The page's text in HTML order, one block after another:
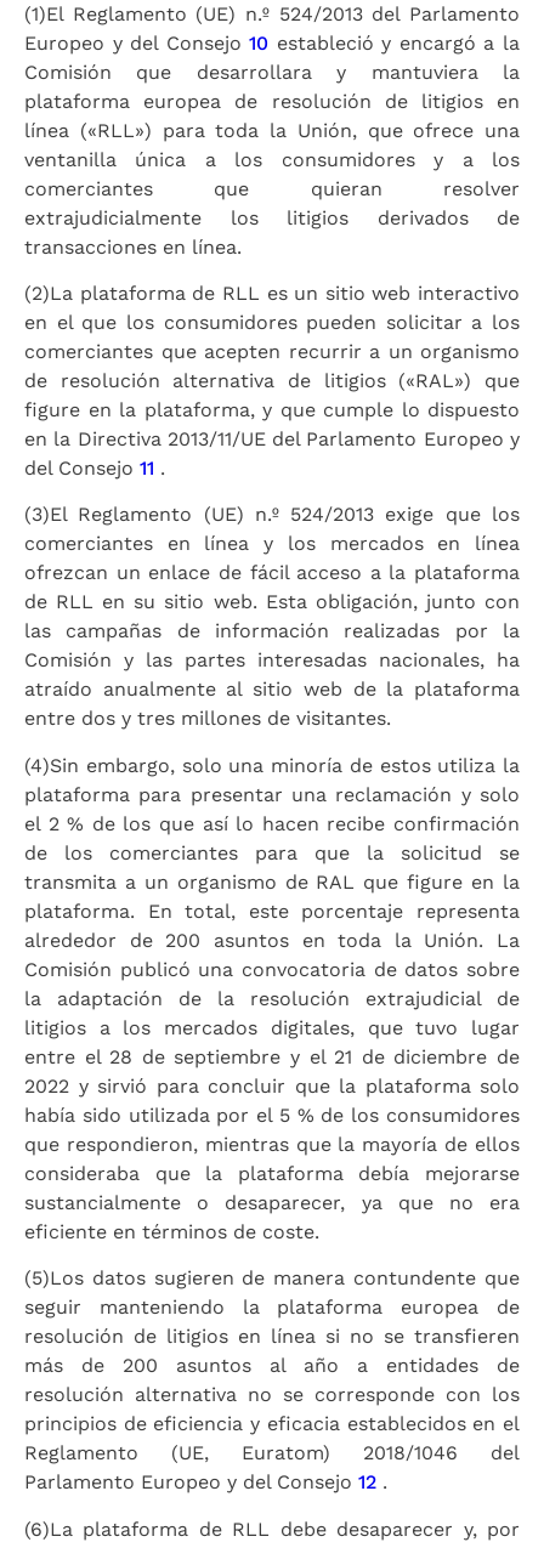
(1)El Reglamento (UE) n.º 524/2013 del Parlamento
Europeo y del Consejo 10 estableció y encargó a la
Comisión que desarrollara y mantuviera la
plataforma europea de resolución de litigios en
línea («RLL») para toda la Unión, que ofrece una
ventanilla única a los consumidores y a los
comerciantes que quieran resolver
extrajudicialmente los litigios derivados de
transacciones en línea.
(2)La plataforma de RLL es un sitio web interactivo
en el que los consumidores pueden solicitar a los
comerciantes que acepten recurrir a un organismo
de resolución alternativa de litigios («RAL») que
figure en la plataforma, y que cumple lo dispuesto
en la Directiva 2013/11/UE del Parlamento Europeo y
del Consejo 11 .
(3)El Reglamento (UE) n.º 524/2013 exige que los
comerciantes en línea y los mercados en línea
ofrezcan un enlace de fácil acceso a la plataforma
de RLL en su sitio web. Esta obligación, junto con
las campañas de información realizadas por la
Comisión y las partes interesadas nacionales, ha
atraído anualmente al sitio web de la plataforma
entre dos y tres millones de visitantes.
(4)Sin embargo, solo una minoría de estos utiliza la
plataforma para presentar una reclamación y solo
el 2 % de los que así lo hacen recibe confirmación
de los comerciantes para que la solicitud se
transmita a un organismo de RAL que figure en la
plataforma. En total, este porcentaje representa
alrededor de 200 asuntos en toda la Unión. La
Comisión publicó una convocatoria de datos sobre
la adaptación de la resolución extrajudicial de
litigios a los mercados digitales, que tuvo lugar
entre el 28 de septiembre y el 21 de diciembre de
2022 y sirvió para concluir que la plataforma solo
había sido utilizada por el 5 % de los consumidores
que respondieron, mientras que la mayoría de ellos
consideraba que la plataforma debía mejorarse
sustancialmente o desaparecer, ya que no era
eficiente en términos de coste.
(5)Los datos sugieren de manera contundente que
seguir manteniendo la plataforma europea de
resolución de litigios en línea si no se transfieren
más de 200 asuntos al año a entidades de
resolución alternativa no se corresponde con los
principios de eficiencia y eficacia establecidos en el
Reglamento (UE, Euratom) 2018/1046 del
Parlamento Europeo y del Consejo 12 .
(6)La plataforma de RLL debe desaparecer y, por